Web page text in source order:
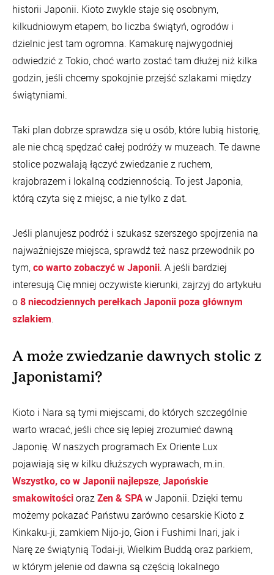
historii Japonii. Kioto zwykle staje się osobnym,
kilkudniowym etapem, bo liczba świątyń, ogrodów i
dzielnic jest tam ogromna. Kamakurę najwygodniej
odwiedzić z Tokio, choć warto zostać tam dłużej niż kilka
godzin, jeśli chcemy spokojnie przejść szlakami między
świątyniami.
Taki plan dobrze sprawdza się u osób, które lubią historię,
ale nie chcą spędzać całej podróży w muzeach. Te dawne
stolice pozwalają łączyć zwiedzanie z ruchem,
krajobrazem i lokalną codziennością. To jest Japonia,
którą czyta się z miejsc, a nie tylko z dat.
Jeśli planujesz podróż i szukasz szerszego spojrzenia na
najważniejsze miejsca, sprawdź też nasz przewodnik po
tym,co warto zobaczyć w Japonii. A jeśli bardziej
interesują Cię mniej oczywiste kierunki, zajrzyj do artykułu
o8 niecodziennych perełkach Japonii poza głównym
szlakiem.
A może zwiedzanie dawnych stolic z
Japonistami?
Kioto i Nara są tymi miejscami, do których szczególnie
warto wracać, jeśli chce się lepiej zrozumieć dawną
Japonię. W naszych programach Ex Oriente Lux
pojawiają się w kilku dłuższych wyprawach, m.in.
Wszystko, co w Japonii najlepsze,Japońskie
smakowitościorazZen & SPAw Japonii. Dzięki temu
możemy pokazać Państwu zarówno cesarskie Kioto z
Kinkaku-ji, zamkiem Nijo-jo, Gion i Fushimi Inari, jak i
Narę ze świątynią Todai-ji, Wielkim Buddą oraz parkiem,
w którym jelenie od dawna są częścią lokalnego